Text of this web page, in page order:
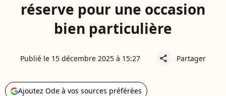
réserve pour une occasion
bien particulière
Publié le 15 décembre 2025 à 15:27 share Partager
Ajoutez Ode à vos sources préférées